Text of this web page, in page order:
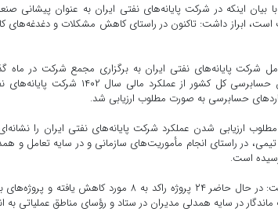
بیان اینکه در شرکت پایانه‌های نفتی ایران به عنوان پیشانی
ابراز داشت: تاکنون در راستای کاهش مشکلات و دغدغه‌های
شرکت پایانه‌های نفتی ایران به برگزاری مجمع شرکت در ماه
سازمان حسابرسی کل کشور
حسابرسی به صورت مطلوب ارزیابی شد.
ارزیابی شدن عملکرد شرکت پایانه‌های نفتی ایران را
در راستای انجام مأموریت‌های سازمانی و در سایه تعامل و
است.
ماندگار در سایه همدلی مدیران در ستاد و رؤسای مناطق عملیاتی